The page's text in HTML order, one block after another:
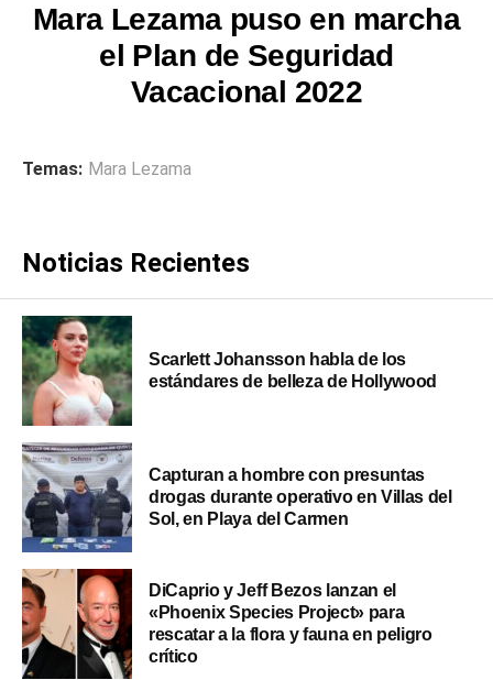
Mara Lezama puso en marcha
el Plan de Seguridad
Vacacional 2022
Temas: Mara Lezama
Noticias Recientes
Scarlett Johansson habla de los
estándares de belleza de Hollywood
Capturan a hombre con presuntas
drogas durante operativo en Villas del
Sol, en Playa del Carmen
DiCaprio y Jeff Bezos lanzan el
«Phoenix Species Project» para
rescatar a la flora y fauna en peligro
crítico